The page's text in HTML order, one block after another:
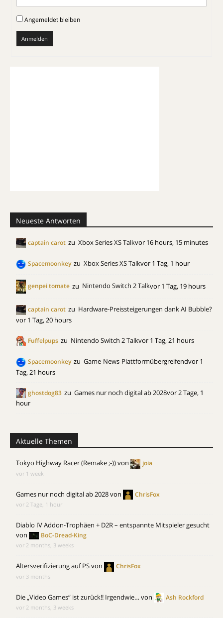
Angemeldet bleiben
Anmelden
Neueste Antworten
captain carot zu Xbox Series XS Talkvor 16 hours, 15 minutes
Spacemoonkey zu Xbox Series XS Talkvor 1 Tag, 1 hour
genpei tomate zu Nintendo Switch 2 Talkvor 1 Tag, 19 hours
captain carot zu Hardware-Preissteigerungen dank AI Bubble?
vor 1 Tag, 20 hours
Fuffelpups zu Nintendo Switch 2 Talkvor 1 Tag, 21 hours
Spacemoonkey zu Game-News-Plattformübergreifendvor 1
Tag, 21 hours
ghostdog83 zu Games nur noch digital ab 2028vor 2 Tage, 1
hour
Aktuelle Themen
Tokyo Highway Racer (Remake ;-))von joia
vor 1 week
Games nur noch digital ab 2028von ChrisFox
vor 2 Tage, 1 hour
Diablo IV Addon-Trophäen + D2R – entspannte Mitspieler gesucht
von
BoC-Dread-King
vor 2 months, 3 weeks
Altersverifizierung auf PSvon ChrisFox
vor 3 months
Die „Video Games“ ist zurück!! Irgendwie…von Ash Rockford
vor 2 months, 3 weeks